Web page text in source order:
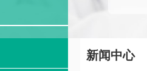
新闻中心